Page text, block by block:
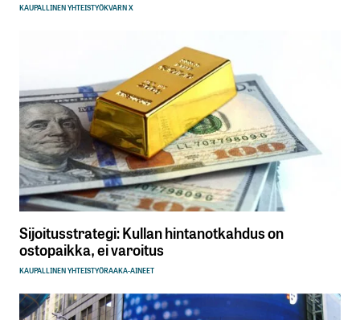
KAUPALLINEN YHTEISTYÖKVARN X
Sijoitusstrategi: Kullan hintanotkahdus on
ostopaikka, ei varoitus
KAUPALLINEN YHTEISTYÖRAAKA-AINEET